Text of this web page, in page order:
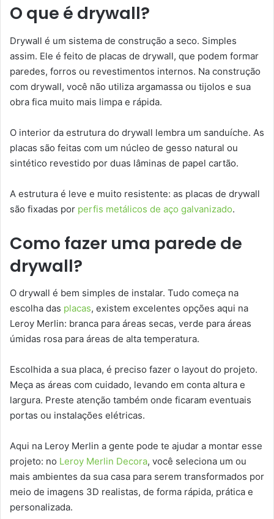
O que é drywall?
Drywall é um sistema de construção a seco. Simples
assim. Ele é feito de placas de drywall, que podem formar
paredes, forros ou revestimentos internos. Na construção
com drywall, você não utiliza argamassa ou tijolos e sua
obra fica muito mais limpa e rápida.
O interior da estrutura do drywall lembra um sanduíche. As
placas são feitas com um núcleo de gesso natural ou
sintético revestido por duas lâminas de papel cartão.
A estrutura é leve e muito resistente: as placas de drywall
são fixadas por perfis metálicos de aço galvanizado.
Como fazer uma parede de
drywall?
O drywall é bem simples de instalar. Tudo começa na
escolha das placas, existem excelentes opções aqui na
Leroy Merlin: branca para áreas secas, verde para áreas
úmidas rosa para áreas de alta temperatura.
Escolhida a sua placa, é preciso fazer o layout do projeto.
Meça as áreas com cuidado, levando em conta altura e
largura. Preste atenção também onde ficaram eventuais
portas ou instalações elétricas.
Aqui na Leroy Merlin a gente pode te ajudar a montar esse
projeto: no Leroy Merlin Decora, você seleciona um ou
mais ambientes da sua casa para serem transformados por
meio de imagens 3D realistas, de forma rápida, prática e
personalizada.